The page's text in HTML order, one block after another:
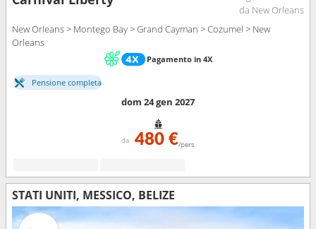
da New Orleans
New Orleans > Montego Bay > Grand Cayman > Cozumel > New
Orleans
Pagamento in 4X
Pensione completa
dom 24 gen 2027
da 480 €/pers
STATI UNITI, MESSICO, BELIZE